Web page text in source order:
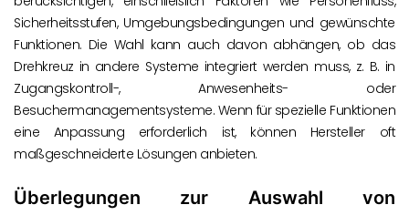
Sicherheitsstufen, Umgebungsbedingungen und gewünschte
Funktionen. Die Wahl kann auch davon abhängen, ob das
Drehkreuz in andere Systeme integriert werden muss, z. B. in
Zugangskontroll-, Anwesenheits- oder
Besuchermanagementsysteme. Wenn für spezielle Funktionen
eine Anpassung erforderlich ist, können Hersteller oft
maßgeschneiderte Lösungen anbieten.
Überlegungen zur Auswahl von